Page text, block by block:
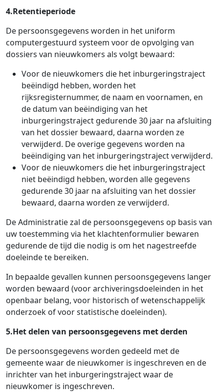
4.Retentieperiode
De persoonsgegevens worden in het uniform
computergestuurd systeem voor de opvolging van
dossiers van nieuwkomers als volgt bewaard:
Voor de nieuwkomers die het inburgeringstraject
beëindigd hebben, worden het
rijksregisternummer, de naam en voornamen, en
de datum van beëindiging van het
inburgeringstraject gedurende 30 jaar na afsluiting
van het dossier bewaard, daarna worden ze
verwijderd. De overige gegevens worden na
beëindiging van het inburgeringstraject verwijderd.
Voor de nieuwkomers die het inburgeringstraject
niet beëindigd hebben, worden alle gegevens
gedurende 30 jaar na afsluiting van het dossier
bewaard, daarna worden ze verwijderd.
De Administratie zal de persoonsgegevens op basis van
uw toestemming via het klachtenformulier bewaren
gedurende de tijd die nodig is om het nagestreefde
doeleinde te bereiken.
In bepaalde gevallen kunnen persoonsgegevens langer
worden bewaard (voor archiveringsdoeleinden in het
openbaar belang, voor historisch of wetenschappelijk
onderzoek of voor statistische doeleinden).
5.Het delen van persoonsgegevens met derden
De persoonsgegevens worden gedeeld met de
gemeente waar de nieuwkomer is ingeschreven en de
inrichter van het inburgeringstraject waar de
nieuwkomer is ingeschreven.